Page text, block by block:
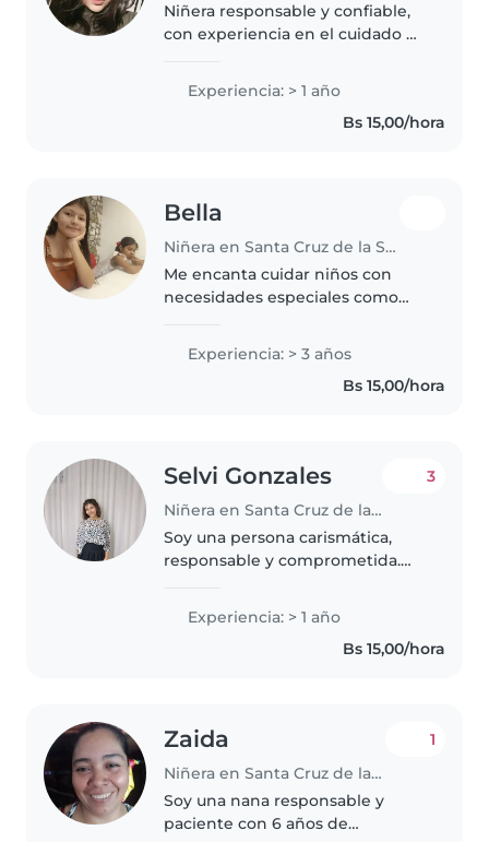
Niñera responsable y confiable,
con experiencia en el cuidado de
paciente, cariñosa y atenta,
siempre enfocada en el
bienestar, la seguridad y el
Experiencia: > 1 año
Bs 15,00/hora
Bella
Niñera en Santa Cruz de la Sierra
Me encanta cuidar niños con
necesidades especiales como
Con tres años de experiencia
con bebés, preescolares y
escolares, organizo actividades
Experiencia: > 3 años
Bs 15,00/hora
Selvi Gonzales
Niñera en Santa Cruz de la Sierra
3
Soy una persona carismática,
responsable y comprometida.
compartir tiempo con los niños
mediante juegos, actividades
recreativas y dinámicas
Experiencia: > 1 año
Bs 15,00/hora
Zaida
Niñera en Santa Cruz de la Sierra
1
Soy una nana responsable y
paciente con 6 años de